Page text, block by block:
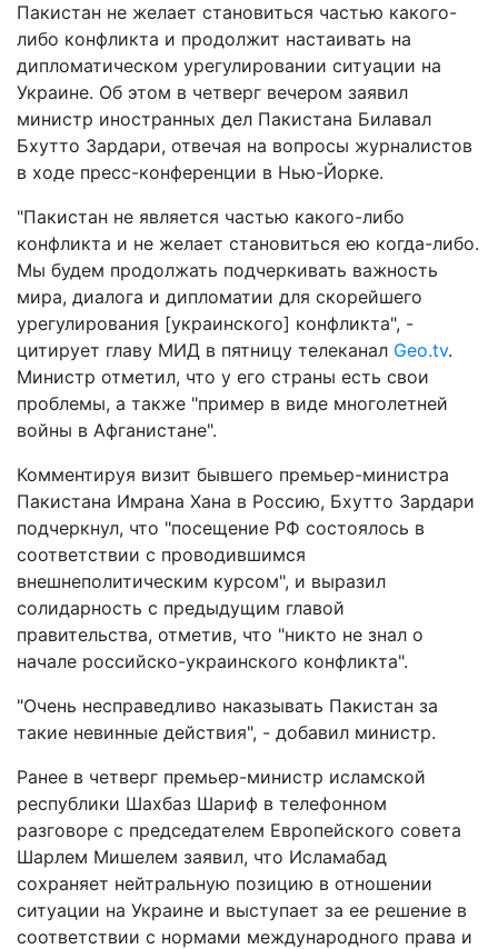
Пакистан не желает становиться частью какого-
либо конфликта и продолжит настаивать на
дипломатическом урегулировании ситуации на
Украине. Об этом в четверг вечером заявил
министр иностранных дел Пакистана Билавал
Бхутто Зардари, отвечая на вопросы журналистов
в ходе пресс-конференции в Нью-Йорке.
"Пакистан не является частью какого-либо
конфликта и не желает становиться ею когда-либо.
Мы будем продолжать подчеркивать важность
мира, диалога и дипломатии для скорейшего
урегулирования [украинского] конфликта", -
цитирует главу МИД в пятницу телеканал Geo.tv.
Министр отметил, что у его страны есть свои
проблемы, а также "пример в виде многолетней
войны в Афганистане".
Комментируя визит бывшего премьер-министра
Пакистана Имрана Хана в Россию, Бхутто Зардари
подчеркнул, что "посещение РФ состоялось в
соответствии с проводившимся
внешнеполитическим курсом", и выразил
солидарность с предыдущим главой
правительства, отметив, что "никто не знал о
начале российско-украинского конфликта".
"Очень несправедливо наказывать Пакистан за
такие невинные действия", - добавил министр.
Ранее в четверг премьер-министр исламской
республики Шахбаз Шариф в телефонном
разговоре с председателем Европейского совета
Шарлем Мишелем заявил, что Исламабад
сохраняет нейтральную позицию в отношении
ситуации на Украине и выступает за ее решение в
соответствии с нормами международного права и